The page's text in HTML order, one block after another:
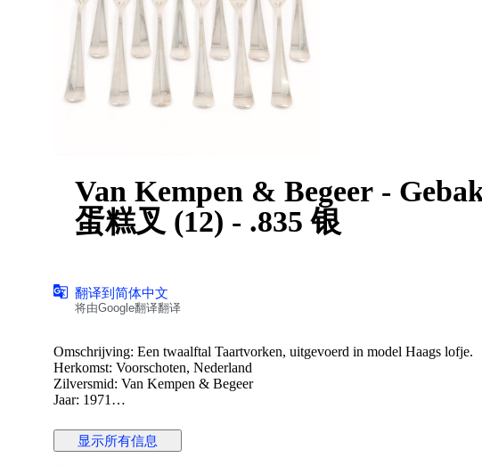
Van Kempen & Begeer -
蛋糕叉 (12) - .835 银
翻译到简体中文
将由Google翻译翻译
Omschrijving: Een twaalftal Taartvorken, uitgevoerd in model Haags lofje.
Herkomst: Voorschoten, Nederland
Zilversmid: Van Kempen & Begeer
Jaar: 1971
Staat: in goede staat
显示所有信息